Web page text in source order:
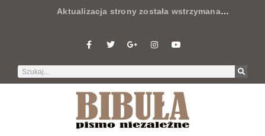
Aktualizacja strony została wstrzymana…